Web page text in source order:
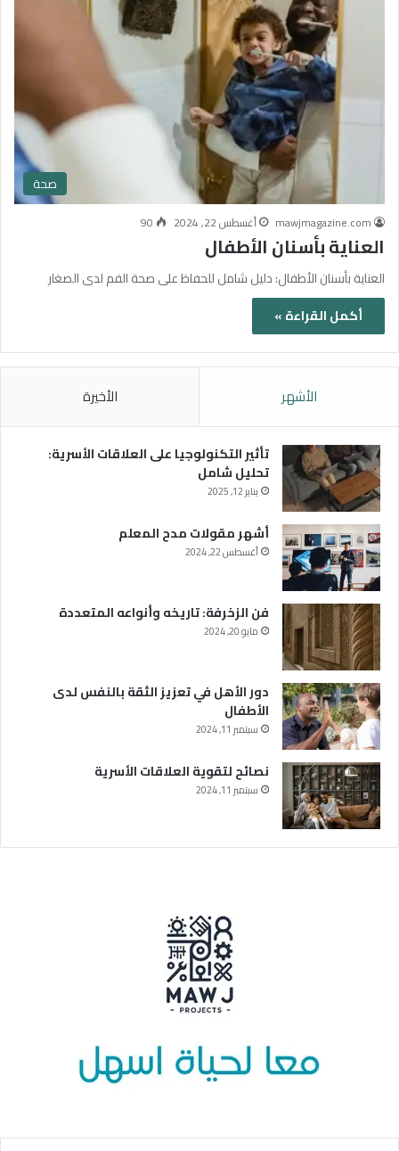
صحة
mawjmagazine.com أغسطس 22, 2024 90
العناية بأسنان الأطفال
العناية بأسنان الأطفال: دليل شامل للحفاظ على صحة الفم لدى الصغار
أكمل القراءة »
الأشهر الأخيرة
تأثير التكنولوجيا على العلاقات الأسرية:
تحليل شامل
يناير 12, 2025
أشهر مقولات مدح المعلم
أغسطس 22, 2024
فن الزخرفة: تاريخه وأنواعه المتعددة
مايو 20, 2024
دور الأهل في تعزيز الثقة بالنفس لدى
الأطفال
سبتمبر 11, 2024
نصائح لتقوية العلاقات الأسرية
سبتمبر 11, 2024